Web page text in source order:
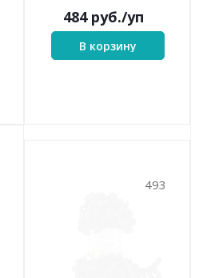
484руб./уп
В корзину
493